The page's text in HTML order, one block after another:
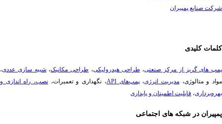
صنایع پمپیران
کلیدی
های گریز از مرکز صنعتی، طراحی هیدرولیکی، طراحی مکانیک،شبیه سازی عددی،
و متالوژی،مدیریت انرژی،پمپ‌های API ، نگهداری و تعمیرات،نصب، راه ­اندازی و
،قابلیت اطمینان و پایداری
در شبکه های اجتماعی